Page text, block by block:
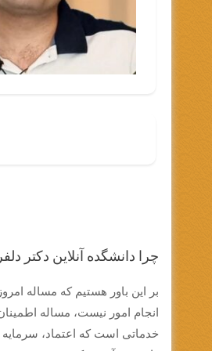
چرا دانشگده آنلاین دکتر
بر این باور هستیم که مساله
انجام امور نیست، مساله
خدماتی است که اعتماد،